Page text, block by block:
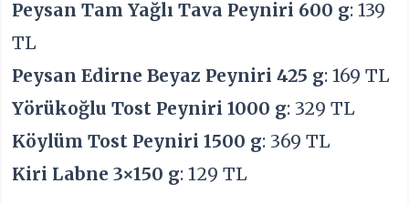
Peysan Tam Yağlı Tava Peyniri 600 g: 139
TL
Peysan Edirne Beyaz Peyniri 425 g: 169 TL
Yörükoğlu Tost Peyniri 1000 g: 329 TL
Köylüm Tost Peyniri 1500 g: 369 TL
Kiri Labne 3×150 g: 129 TL